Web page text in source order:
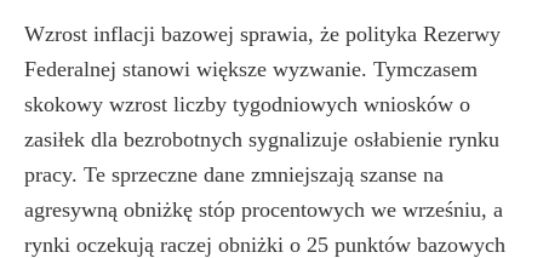
Wzrost inflacji bazowej sprawia, że polityka Rezerwy
Federalnej stanowi większe wyzwanie. Tymczasem
skokowy wzrost liczby tygodniowych wniosków o
zasiłek dla bezrobotnych sygnalizuje osłabienie rynku
pracy. Te sprzeczne dane zmniejszają szanse na
agresywną obniżkę stóp procentowych we wrześniu, a
rynki oczekują raczej obniżki o 25 punktów bazowych